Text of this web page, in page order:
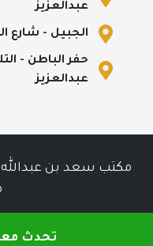
تحدث
عبدالعزيز
الجبيل - شارع
حفر الباطن -
عبدالعزيز